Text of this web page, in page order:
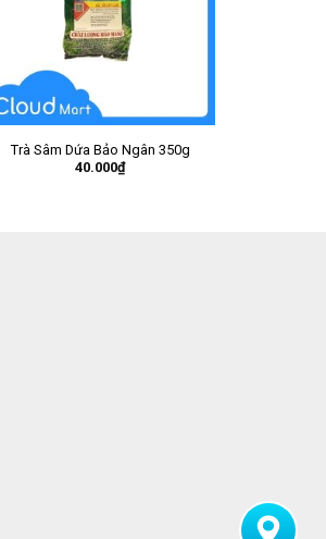
Trà Sâm Dứa Bảo Ngân 350g
40.000₫